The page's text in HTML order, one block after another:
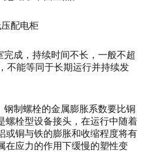
成，持续时间不长，一般不超
不能等同于长期运行并持续发
制螺栓的金属膨胀系数要比铜
螺栓型设备接头，在运行中随着
或铜与铁的膨胀和收缩程度将有
在应力的作用下缓慢的塑性变